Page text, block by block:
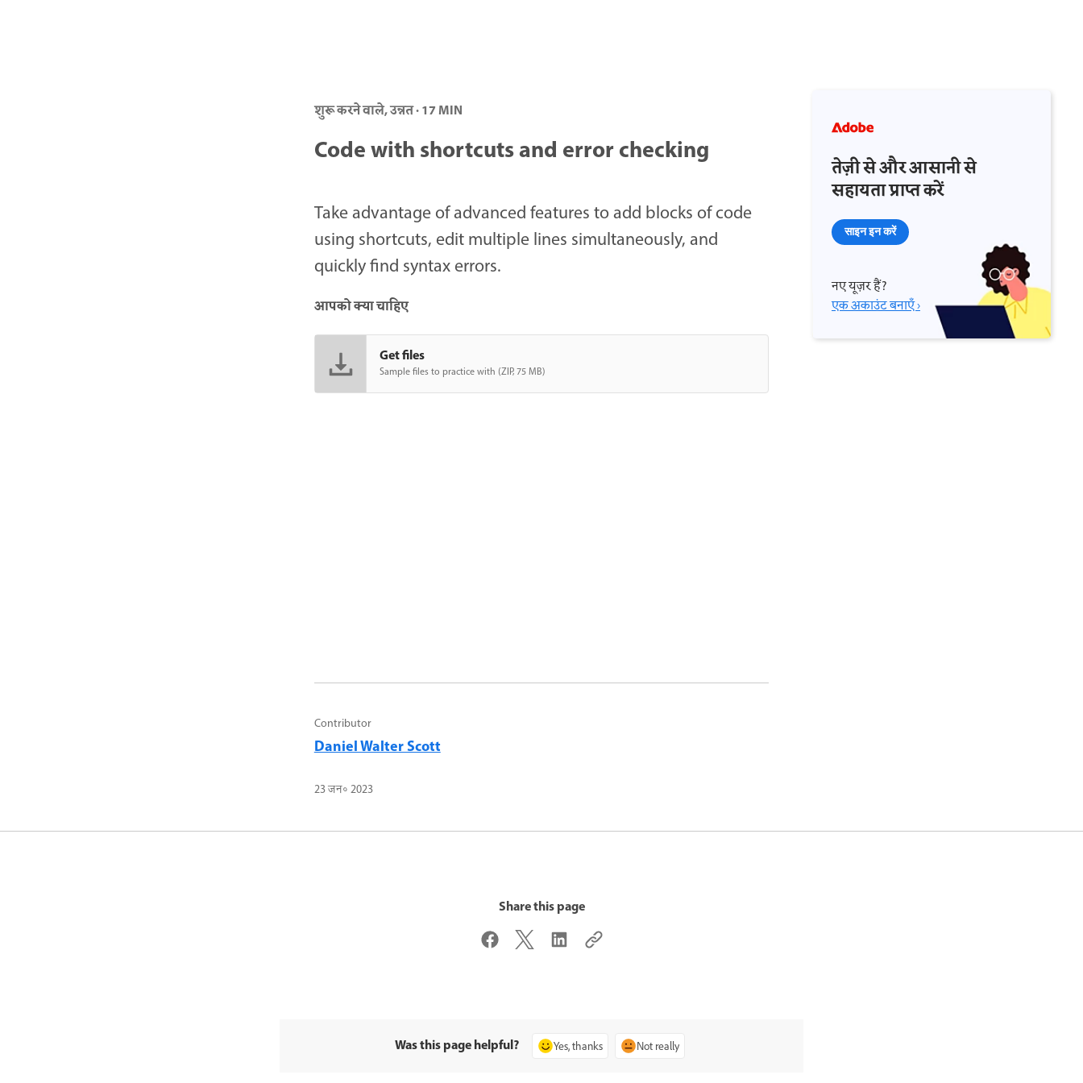
शुरू करने वाले, उन्नत · 17 MIN
Code with shortcuts and error checking
Take advantage of advanced features to add blocks of code
using shortcuts, edit multiple lines simultaneously, and
quickly find syntax errors.
आपको क्या चाहिए
Get files
Sample files to practice with (ZIP, 75 MB)
Contributor
Daniel Walter Scott
23 जन॰ 2023
तेज़ी से और आसानी से
सहायता प्राप्त करें
साइन इन करें
नए यूज़र हैं?
एक अकाउंट बनाएँ ›
Share this page
Was this page helpful? Yes, thanks Not really